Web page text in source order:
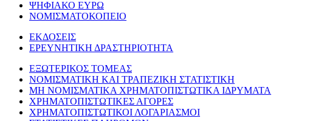
ΨΗΦΙΑΚΟ ΕΥΡΩ
ΝΟΜΙΣΜΑΤΟΚΟΠΕΙΟ
ΕΚΔΟΣΕΙΣ
ΕΡΕΥΝΗΤΙΚΗ ΔΡΑΣΤΗΡΙΟΤΗΤΑ
ΕΞΩΤΕΡΙΚΟΣ ΤΟΜΕΑΣ
ΝΟΜΙΣΜΑΤΙΚΗ ΚΑΙ ΤΡΑΠΕΖΙΚΗ ΣΤΑΤΙΣΤΙΚΗ
ΜΗ ΝΟΜΙΣΜΑΤΙΚΑ ΧΡΗΜΑΤΟΠΙΣΤΩΤΙΚΑ ΙΔΡΥΜΑΤΑ
ΧΡΗΜΑΤΟΠΙΣΤΩΤΙΚΕΣ ΑΓΟΡΕΣ
ΧΡΗΜΑΤΟΠΙΣΤΩΤΙΚΟΙ ΛΟΓΑΡΙΑΣΜΟΙ